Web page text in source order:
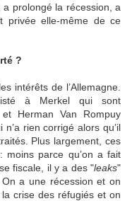
prolongé la récession, a
privée elle-même de ce
?
intérêts de l’Allemagne.
à Merkel qui sont
Herman Van Rompuy
rien corrigé alors qu’il
Plus largement, ces
moins parce qu’on a fait
fiscale, il y a des "leaks"
a une récession et on
crise des réfugiés et on